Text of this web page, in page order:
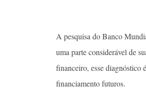
A pesquisa do Banco
uma parte considerável de
financeiro, esse diagnóstico
financiamento futuros.